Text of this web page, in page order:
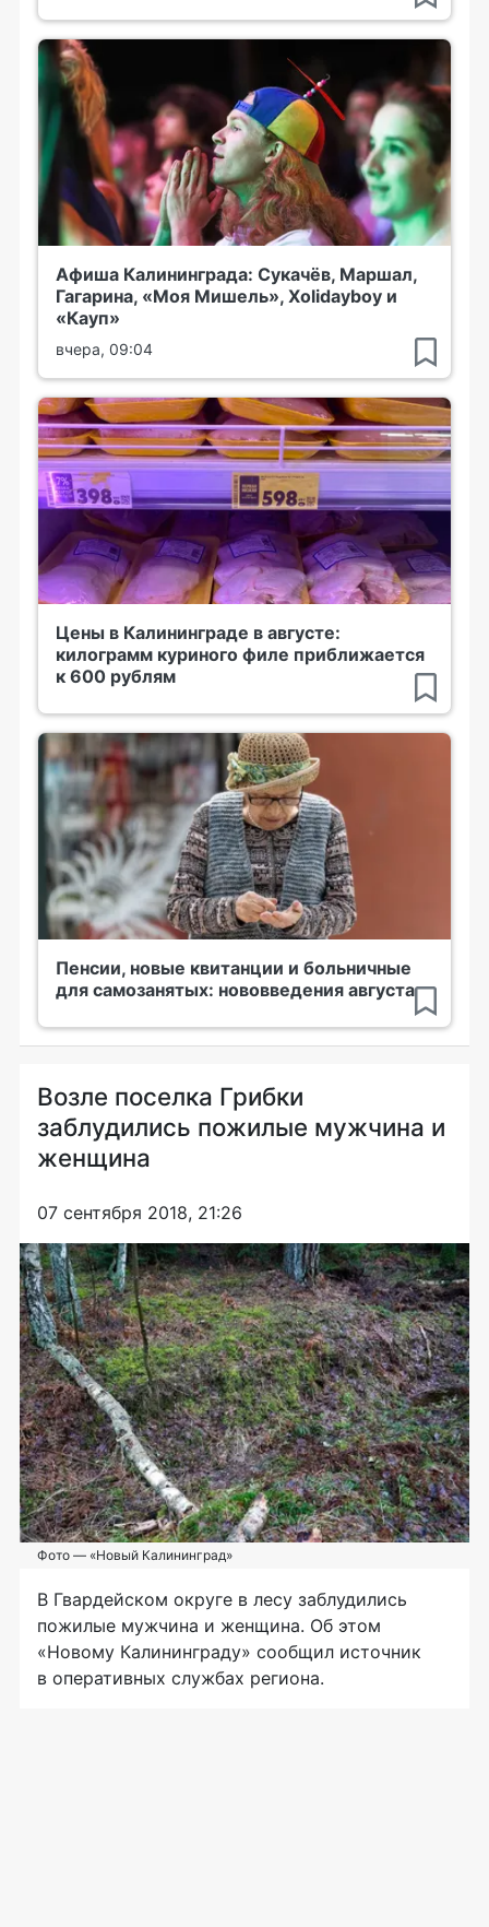
Афиша Калининграда: Сукачёв, Маршал,
Гагарина, «Моя Мишель», Xolidayboy и
«Кауп»
вчера, 09:04
Цены в Калининграде в августе:
килограмм куриного филе приближается
к 600 рублям
Пенсии, новые квитанции и больничные
для самозанятых: нововведения августа
Возле поселка Грибки
заблудились пожилые мужчина и
женщина
07 сентября 2018, 21:26
Фото — «Новый Калининград»
В Гвардейском округе в лесу заблудились
пожилые мужчина и женщина. Об этом
«Новому Калининграду» сообщил источник
в оперативных службах региона.